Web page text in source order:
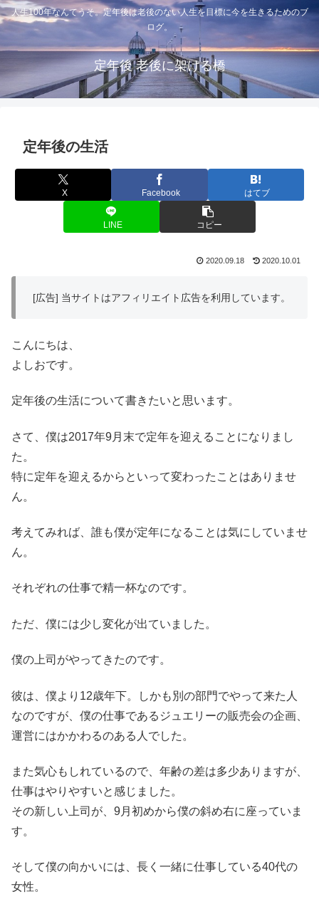
人生100年なんてうそ。定年後は老後のない人生を目標に今を生きるためのブ
ログ。
定年後 老後に架ける橋
定年後の生活
X Facebook はてブ
LINE コピー
2020.09.18 2020.10.01
[広告] 当サイトはアフィリエイト広告を利用しています。
こんにちは、
よしおです。
定年後の生活について書きたいと思います。
さて、僕は2017年9月末で定年を迎えることになりまし
た。
特に定年を迎えるからといって変わったことはありませ
ん。
考えてみれば、誰も僕が定年になることは気にしていませ
ん。
それぞれの仕事で精一杯なのです。
ただ、僕には少し変化が出ていました。
僕の上司がやってきたのです。
彼は、僕より12歳年下。しかも別の部門でやって来た人
なのですが、僕の仕事であるジュエリーの販売会の企画、
運営にはかかわるのある人でした。
また気心もしれているので、年齢の差は多少ありますが、
仕事はやりやすいと感じました。
その新しい上司が、9月初めから僕の斜め右に座っていま
す。
そして僕の向かいには、長く一緒に仕事している40代の
女性。